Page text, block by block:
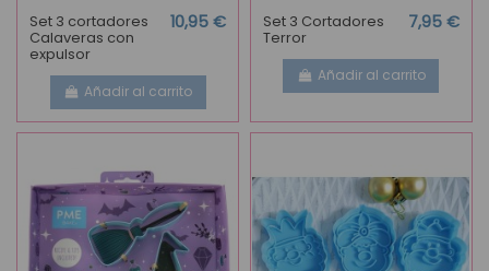
Set 3 cortadores
Calaveras con
expulsor
10,95 €
Añadir al carrito
Set 3 Cortadores
Terror
7,95 €
Añadir al carrito